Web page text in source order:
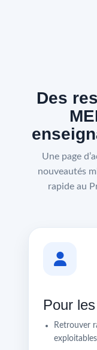
Des
Une page
nouveautés
rapide au
Pour
Retrouver